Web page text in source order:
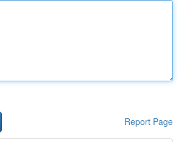
Report Page